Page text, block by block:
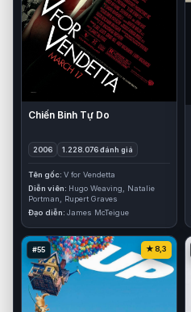
Chiến Binh Tự Do
2006 1.228.076 đánh giá
Tên gốc V for Vendetta
Diễn viên
Hugo Weaving, Natalie
Portman, Rupert Graves
Đạo diễn James McTeigue
#55 8,3